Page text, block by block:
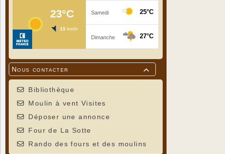

Nous contacter
Bibliothèque
Moulin à vent Visites
Déposer une annonce
Four de La Sotte
Rando des fours et des moulins